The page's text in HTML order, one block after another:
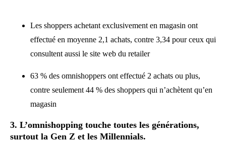
Les shoppers achetant exclusivement en magasin ont
effectué en moyenne 2,1 achats, contre 3,34 pour ceux qui
consultent aussi le site web du retailer
63 % des omnishoppers ont effectué 2 achats ou plus,
contre seulement 44 % des shoppers qui n’achètent qu’en
magasin
3. L’omnishopping touche toutes les générations,
surtout la Gen Z et les Millennials.